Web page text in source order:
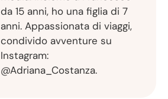
da 15 anni, ho una figlia di 7
anni. Appassionata di viaggi,
condivido avventure su
Instagram:
@Adriana_Costanza.